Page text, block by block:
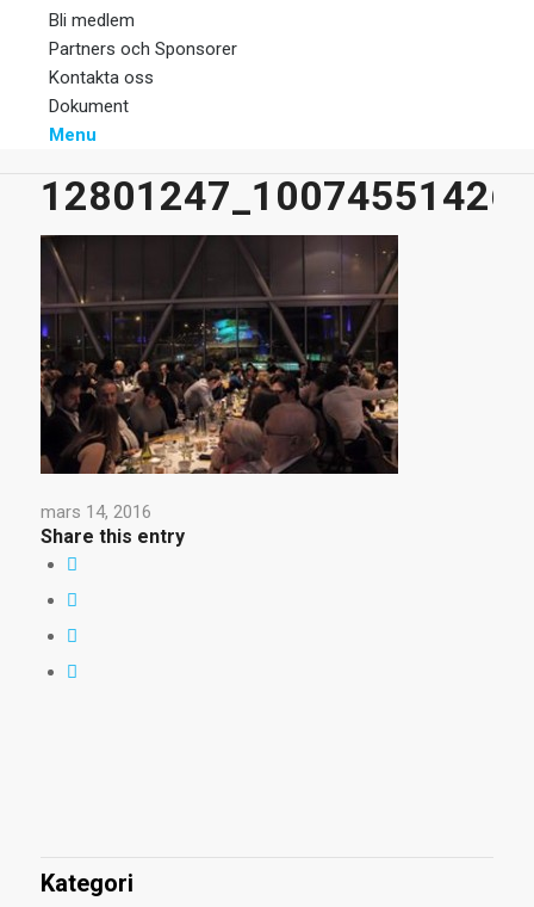
Bli medlem
Partners och Sponsorer
Kontakta oss
Dokument
Menu
mars 14, 2016
Share this entry
Kategori